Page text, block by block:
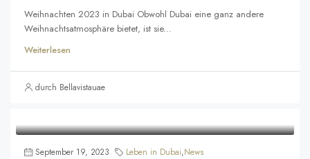
Weihnachten 2023 in Dubai Obwohl Dubai eine ganz andere
Weihnachtsatmosphäre bietet, ist sie...
Weiterlesen
durch Bellavistauae
September 19, 2023 Leben in Dubai,News